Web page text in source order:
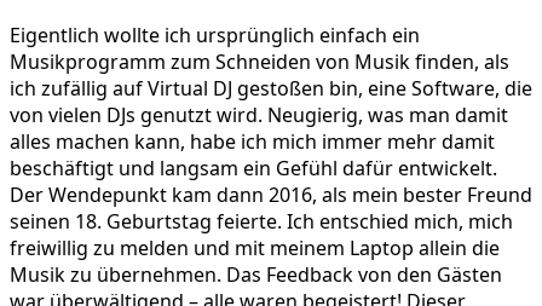
Eigentlich wollte ich ursprünglich einfach ein
Musikprogramm zum Schneiden von Musik finden, als
ich zufällig auf Virtual DJ gestoßen bin, eine Software, die
von vielen DJs genutzt wird. Neugierig, was man damit
alles machen kann, habe ich mich immer mehr damit
beschäftigt und langsam ein Gefühl dafür entwickelt.
Der Wendepunkt kam dann 2016, als mein bester Freund
seinen 18. Geburtstag feierte. Ich entschied mich, mich
freiwillig zu melden und mit meinem Laptop allein die
Musik zu übernehmen. Das Feedback von den Gästen